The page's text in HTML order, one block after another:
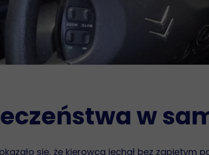
w
się, że kierowca jechał bez zapiętym